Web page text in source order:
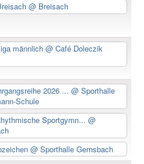
@ Breisach
männlich @ Café Doleczik
2026 ... @ Sporthalle
Schule
Sportgymn... @
@ Sporthalle Gernsbach